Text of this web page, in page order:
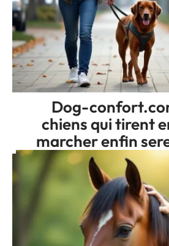
Dog-
chiens qui tirent
marcher enfin